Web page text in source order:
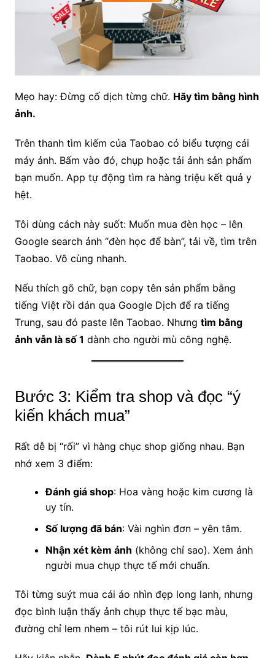
Mẹo hay: Đừng cố dịch từng chữ. Hãy tìm bằng hình
ảnh.
Trên thanh tìm kiếm của Taobao có biểu tượng cái
máy ảnh. Bấm vào đó, chụp hoặc tải ảnh sản phẩm
bạn muốn. App tự động tìm ra hàng triệu kết quả y
hệt.
Tôi dùng cách này suốt: Muốn mua đèn học – lên
Google search ảnh “đèn học để bàn”, tải về, tìm trên
Taobao. Vô cùng nhanh.
Nếu thích gõ chữ, bạn copy tên sản phẩm bằng
tiếng Việt rồi dán qua Google Dịch để ra tiếng
Trung, sau đó paste lên Taobao. Nhưng tìm bằng
ảnh vẫn là số 1 dành cho người mù công nghệ.
Bước 3: Kiểm tra shop và đọc “ý
kiến khách mua”
Rất dễ bị “rối” vì hàng chục shop giống nhau. Bạn
nhớ xem 3 điểm:
Đánh giá shop: Hoa vàng hoặc kim cương là
uy tín.
Số lượng đã bán: Vài nghìn đơn – yên tâm.
Nhận xét kèm ảnh (không chỉ sao). Xem ảnh
người mua chụp thực tế mới chuẩn.
Tôi từng suýt mua cái áo nhìn đẹp long lanh, nhưng
đọc bình luận thấy ảnh chụp thực tế bạc màu,
đường chỉ lem nhem – tôi rút lui kịp lúc.